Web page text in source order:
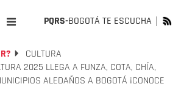
PQRS-BOGOTÁ TE ESCUCHA
CULTURA
2025 LLEGA A FUNZA, COTA, CHÍA,
ALEDAÑOS A BOGOTÁ ¡CONOCE